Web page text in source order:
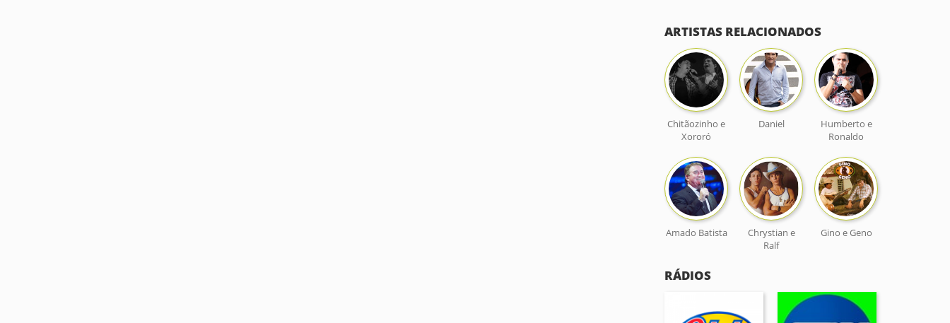
ARTISTAS RELACIONADOS
Chitãozinho e
Xororó
Daniel
Humberto e
Ronaldo
Amado Batista
Chrystian e
Ralf
Gino e Geno
RÁDIOS